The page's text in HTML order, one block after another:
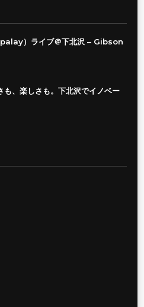
）ライブ＠下北沢 – Gibson
も、楽しさも。下北沢でイノベー